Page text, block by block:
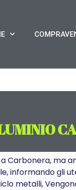
Carbonera, ma
informando gli
metalli,